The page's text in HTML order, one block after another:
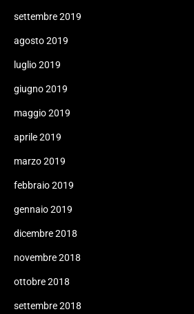
settembre 2019
agosto 2019
luglio 2019
giugno 2019
maggio 2019
aprile 2019
marzo 2019
febbraio 2019
gennaio 2019
dicembre 2018
novembre 2018
ottobre 2018
settembre 2018